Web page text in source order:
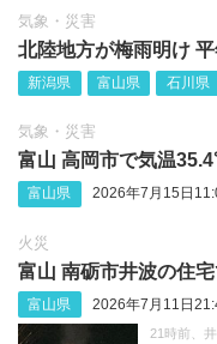
気象・災害
北陸地方が梅雨明け
新潟県 富山県 石川県
気象・災害
富山 高岡市で気温
富山県 2026年7月15日
火災
富山 南砺市井波の住
富山県 2026年7月11日
21時前、